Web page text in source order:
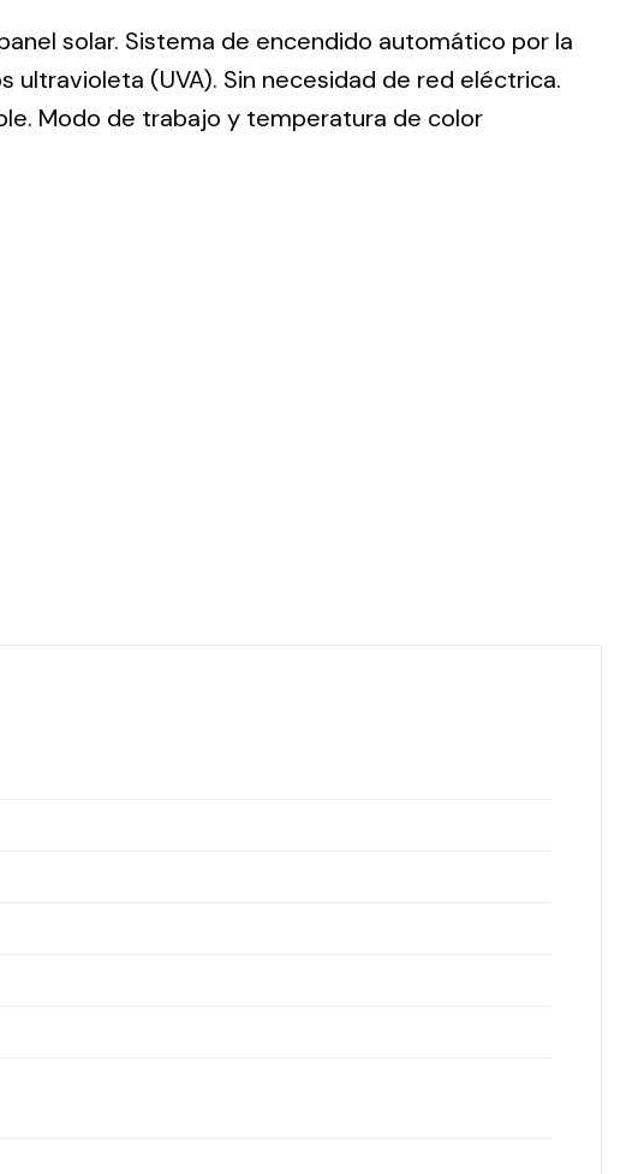
solar. Sistema de encendido automático por la
ultravioleta (UVA). Sin necesidad de red eléctrica.
Modo de trabajo y temperatura de color